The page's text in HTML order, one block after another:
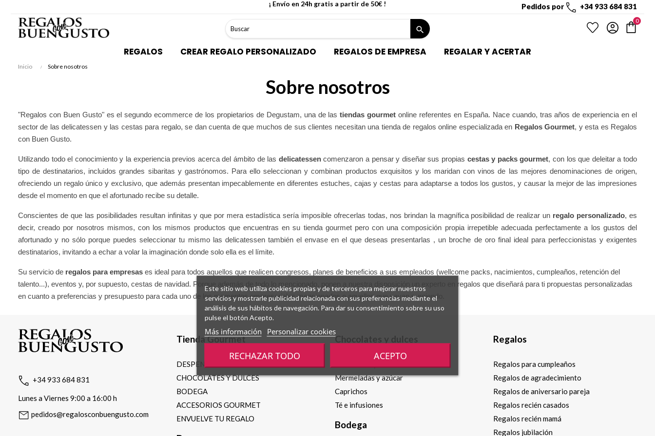
¡ Envío en 24h gratis a partir de 50€ ! Pedidos por +34 933 684 831
search
0
REGALOS CREAR REGALO PERSONALIZADO REGALOS DE EMPRESA REGALAR Y ACERTAR
Inicio Sobre nosotros
Sobre nosotros
"Regalos con Buen Gusto" es el segundo ecommerce de los propietarios de Degustam, una de lastiendas gourmet online referentes en España. Nace cuando, tras años de experiencia en el
sector de las delicatessen y las cestas para regalo, se dan cuenta de que muchos de sus clientes necesitan una tienda de regalos online especializada en Regalos Gourmet, y esta es Regalos
con Buen Gusto.
Utilizando todo el conocimiento y la experiencia previos acerca del ámbito de las delicatessencomenzaron a pensar y diseñar sus propias cestas y packs gourmet, con los que deleitar a todo
tipo de destinatarios, incluidos grandes sibaritas y gastrónomos. Para ello seleccionan y combinan productos exquisitos y los maridan con vinos de las mejores denominaciones de origen,
ofreciendo un regalo único y exclusivo, que además presentan impecablemente en diferentes estuches, cajas y cestas para adaptarse a todos los gustos, y causar la mejor de las impresiones
desde el momento en que el afortunado recibe su detalle.
Conscientes de que las posibilidades resultan infinitas y que por mera estadística sería imposible ofrecerlas todas, nos brindan la magnífica posibilidad de realizar un regalo personalizado, es
decir, creado por nosotros mismos, con los mismos productos que encuentras en su tienda gourmet pero con una composición propia irrepetible adecuada perfectamente a los gustos del
afortunado y no sólo porque puedes seleccionar tu mismo las delicatessen también el envase en el que deseas presentarlas , un broche de oro final ideal para perfeccionistas y exigentes
destinatarios, invitando a echar a volar la imaginación donde solo ella es el límite.
Su servicio de regalos para empresas es ideal para todos aquellos que realicen congresos, planes de beneficios a sus empleados (wellcome packs, nacimientos, cumpleaños, retención del
talento...), eventos y, por supuesto, cestas de navidad. Porque además de todo lo mencionado, ponen a nuestra disposición un experto en regalos que diseñará para ti propuestas personalizadas
en cuanto a preferencias y presupuesto para cada uno de los momentos empresariales mencionados o aquellos que vayan surgiendo.
+34 933 684 831
Lunes a Viernes 9:00 a 16:00 h
pedidos@regalosconbuengusto.com
Tienda Gourmet
DESPENSA
CHOCOLATES Y DULCES
BODEGA
ACCESORIOS GOURMET
ENVUELVE TU REGALO
Chocolates y dulces
Mermeladas y azúcar
Caprichos
Té e infusiones
Bodega
Regalos
Regalos para cumpleaños
Regalos de agradecimiento
Regalos de aniversario pareja
Regalos recién casados
Regalos recién mamá
Regalos jubilación
Este sitio web utiliza cookies propias y de terceros para mejorar nuestros
servicios y mostrarle publicidad relacionada con sus preferencias mediante el
análisis de sus hábitos de navegación. Para dar su consentimiento sobre su uso
pulse el botón Acepto.
Más información Personalizar cookies
RECHAZAR TODO ACEPTO